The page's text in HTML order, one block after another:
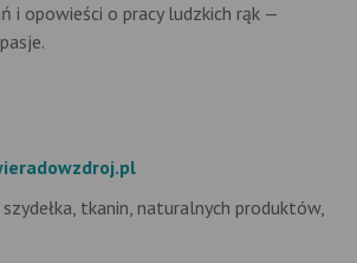
i opowieści o pracy ludzkich rąk —
tkanin, naturalnych produktów,